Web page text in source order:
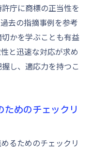
庁に商標の正当性を
去の指摘事例を参考
かを学ぶことも有益
と迅速な対応が求め
し、適応力を持つこ
ためのチェックリ
るためのチェックリ